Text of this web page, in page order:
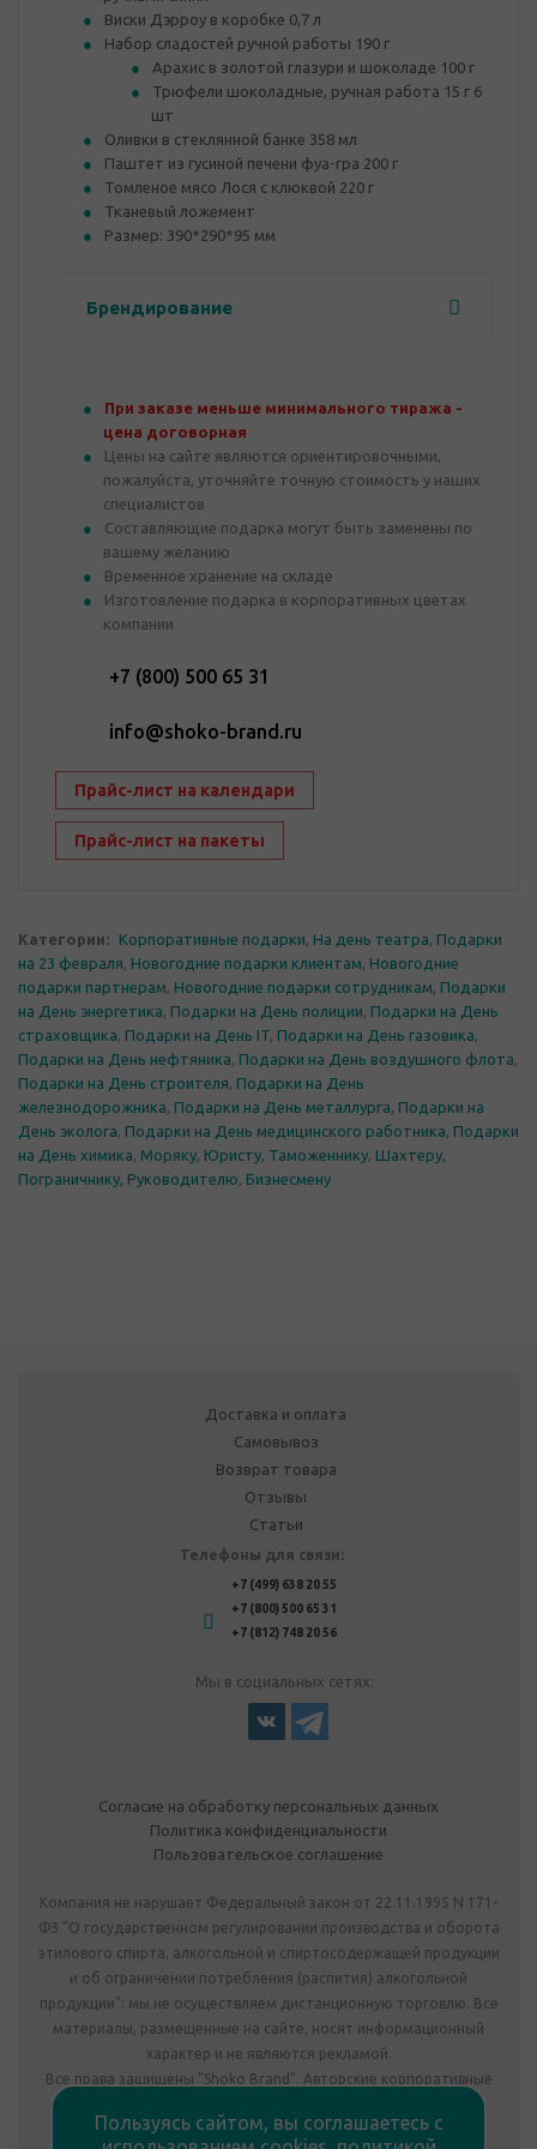
Виски Дэрроу в коробке 0,7 л
Набор сладостей ручной работы 190 г
Арахис в золотой глазури и шоколаде 100 г
Трюфели шоколадные, ручная работа 15 г 6
шт
Оливки в стеклянной банке 358 мл
Паштет из гусиной печени фуа-гра 200 г
Томленое мясо Лося с клюквой 220 г
Тканевый ложемент
Размер: 390*290*95 мм
Брендирование
При заказе меньше минимального тиража -
цена договорная
Цены на сайте являются ориентировочными,
пожалуйста, уточняйте точную стоимость у наших
специалистов
Составляющие подарка могут быть заменены по
вашему желанию
Временное хранение на складе
Изготовление подарка в корпоративных цветах
компании
+7 (800) 500 65 31
info@shoko-brand.ru
Прайс-лист на календари
Прайс-лист на пакеты
Категории: Корпоративные подарки, На день театра, Подарки
на 23 февраля, Новогодние подарки клиентам, Новогодние
подарки партнерам, Новогодние подарки сотрудникам, Подарки
на День энергетика, Подарки на День полиции, Подарки на День
страховщика, Подарки на День IT, Подарки на День газовика,
Подарки на День нефтяника, Подарки на День воздушного флота,
Подарки на День строителя, Подарки на День
железнодорожника, Подарки на День металлурга, Подарки на
День эколога, Подарки на День медицинского работника, Подарки
на День химика, Моряку, Юристу, Таможеннику, Шахтеру,
Пограничнику, Руководителю, Бизнесмену
Доставка и оплата
Самовывоз
Возврат товара
Отзывы
Статьи
Телефоны для связи:
+7 (499) 638 20 55
+7 (800) 500 65 31
+7 (812) 748 20 56
Мы в социальных сетях:
Согласие на обработку персональных данных
Политика конфиденциальности
Пользовательское соглашение
Компания не нарушает Федеральный закон от 22.11.1995 N 171-
ФЗ "О государственном регулировании производства и оборота
этилового спирта, алкогольной и спиртосодержащей продукции
и об ограничении потребления (распития) алкогольной
продукции": мы не осуществляем дистанционную торговлю. Все
материалы, размещенные на сайте, носят информационный
характер и не являются рекламой.
Все права защищены "Shoko Brand". Авторские корпоративные
Комплектация подарка может отличаться от изображения.
Пользуясь сайтом, вы соглашаетесь с